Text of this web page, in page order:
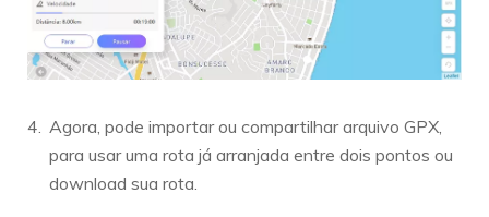
Agora, pode importar ou compartilhar arquivo GPX,
para usar uma rota já arranjada entre dois pontos ou
download sua rota.